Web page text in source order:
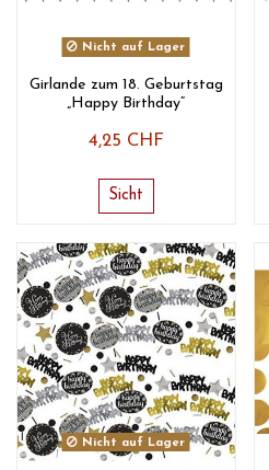
Nicht auf Lager
Girlande zum 18. Geburtstag
„Happy Birthday“
4,25 CHF
Sicht
Nicht auf Lager